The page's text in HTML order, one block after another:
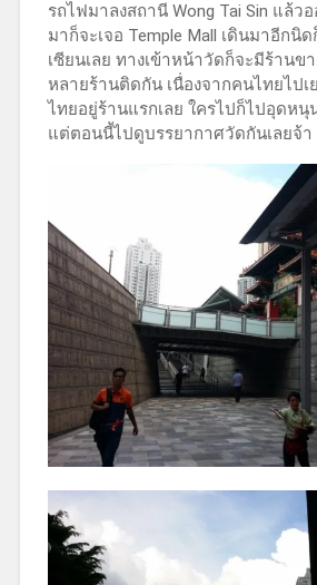
รถไฟมาลงสถานี Wong Tai Sin แล้ว
มาก็จะเจอ Temple Mall เดินมาอีกนิ
เซียนเลย ทางเข้าหน้าวัดก็จะมีร้านข
หลายร้านติดกัน เนื่องจากคนไทยไป
ไทยอยู่ร้านแรกเลย ใครไปก็ไปอุดห
แต่ตอนนี้ไปดูบรรยากาศวัดกันเลยจ้า